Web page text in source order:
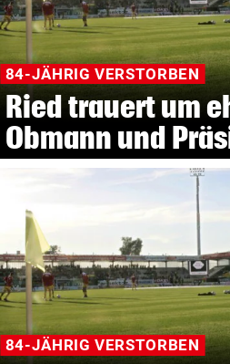
84-JÄHRIG VERSTORBEN
Ried trauert um
Obmann und
84-JÄHRIG VERSTORBEN